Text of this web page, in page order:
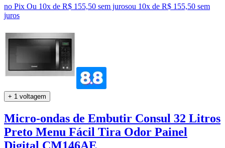
no Pix Ou 10x de R$ 155,50 sem jurosou 10x de R$ 155,50 sem
juros
+ 1 voltagem
Micro-ondas de Embutir Consul 32 Litros
Preto Menu Fácil Tira Odor Painel